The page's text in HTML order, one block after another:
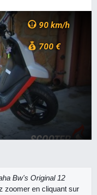
90 km/h
700 €
Bw's Original 12
zoomer en cliquant sur